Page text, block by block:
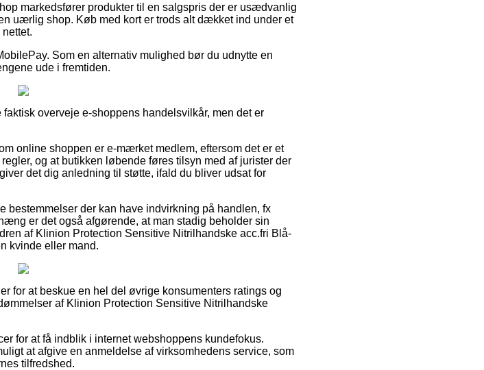
markedsfører produkter til en salgspris der er usædvanlig
uærlig shop. Køb med kort er trods alt dækket ind under et
Som en alternativ mulighed bør du udnytte en
ude i fremtiden.
overveje e-shoppens handelsvilkår, men det er
online shoppen er e-mærket medlem, eftersom det er et
og at butikken løbende føres tilsyn med af jurister der
det dig anledning til støtte, ifald du bliver udsat for
bestemmelser der kan have indvirkning på handlen, fx
er det også afgørende, at man stadig beholder sin
af Klinion Protection Sensitive Nitrilhandske acc.fri Blå-
kvinde eller mand.
for at beskue en hel del øvrige konsumenters ratings og
af Klinion Protection Sensitive Nitrilhandske
for at få indblik i internet webshoppens kundefokus.
at afgive en anmeldelse af virksomhedens service, som
tilfredshed.